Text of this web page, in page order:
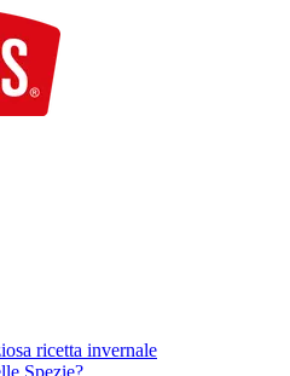
ricetta invernale
Spezie?